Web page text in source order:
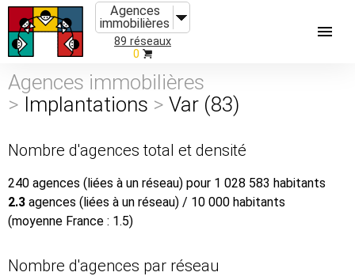
Agences
immobilières
89 réseaux
0
Agences immobilières
> Implantations > Var (83)
Nombre d'agences total et densité
240 agences (liées à un réseau) pour 1 028 583 habitants
2.3 agences (liées à un réseau) / 10 000 habitants
(moyenne France : 1.5)
Nombre d'agences par réseau